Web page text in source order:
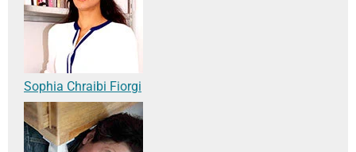
Sophia Chraibi Fiorgi